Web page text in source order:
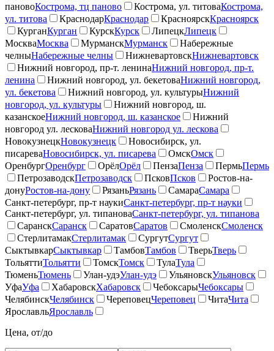
пановоКострома, тц паново Кострома, ул. титоваКострома,
ул. титова
КраснодарКраснодар КрасноярскКрасноярск
КурганКурган КурскКурск ЛипецкЛипецк
МоскваМосква МурманскМурманск
Набережные
челныНабережные челны НижневартовскНижневартовск
Нижний новгород, пр-т. ленинаНижний новгород, пр-т.
ленина
Нижний новгород, ул. бекетоваНижний новгород,
ул. бекетова
Нижний новгород, ул. культурыНижний
новгород, ул. культуры
Нижний новгород, ш.
казанскоеНижний новгород, ш. казанское
Нижний
новгород ул. лесковаНижний новгород ул. лескова
НовокузнецкНовокузнецк
Новосибирск, ул.
писареваНовосибирск, ул. писарева ОмскОмск
ОренбургОренбург ОрёлОрёл ПензаПенза ПермьПермь
ПетрозаводскПетрозаводск ПсковПсков
Ростов-на-
донуРостов-на-дону РязаньРязань СамараСамара
Санкт-петербург, пр-т наукиСанкт-петербург, пр-т науки
Санкт-петербург, ул. типановаСанкт-петербург, ул. типанова
СаранскСаранск СаратовСаратов СмоленскСмоленск
СтерлитамакСтерлитамак СургутСургут
СыктывкарСыктывкар ТамбовТамбов ТверьТверь
ТольяттиТольятти ТомскТомск ТулаТула
ТюменьТюмень Улан-удэУлан-удэ УльяновскУльяновск
УфаУфа ХабаровскХабаровск ЧебоксарыЧебоксары
ЧелябинскЧелябинск ЧереповецЧереповец ЧитаЧита
ЯрославльЯрославль
Цена, от/до